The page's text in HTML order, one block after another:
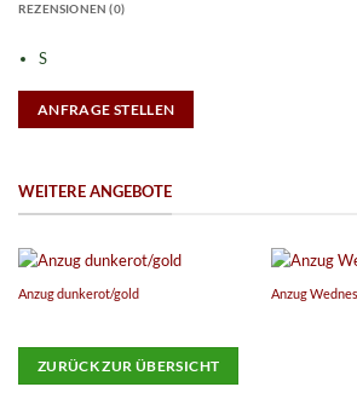
REZENSIONEN (0)
S
ANFRAGE STELLEN
WEITERE ANGEBOTE
Anzug dunkerot/gold Anzug
ZURÜCK ZUR ÜBERSICHT